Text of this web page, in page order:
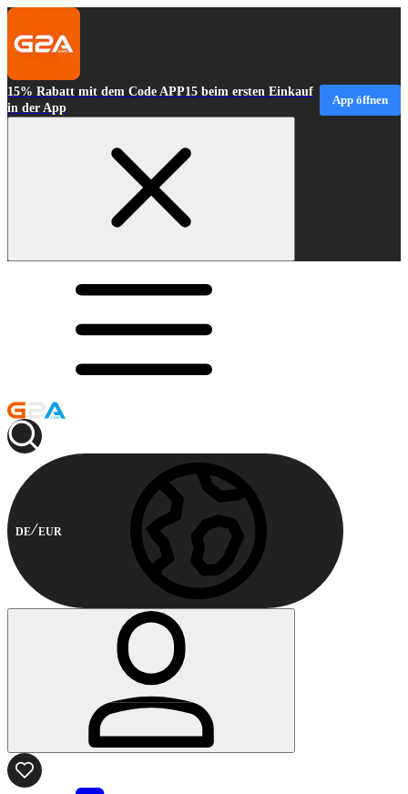
15% Rabatt mit dem Code APP15 beim ersten Einkauf
in der App
App öffnen
DE EUR